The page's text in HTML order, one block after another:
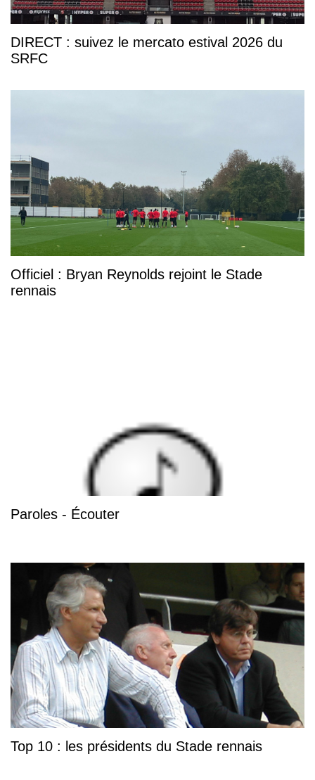
DIRECT : suivez le mercato estival 2026 du
SRFC
Officiel : Bryan Reynolds rejoint le Stade
rennais
Paroles - Écouter
Top 10 : les présidents du Stade rennais